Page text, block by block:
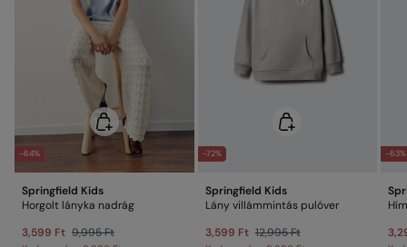
-64%
Springfield Kids
Horgolt lányka nadrág
3,599 Ft 9,995 Ft
-72%
Springfield Kids
Lány villámmintás pulóver
3,599 Ft 12,995 Ft
-63%